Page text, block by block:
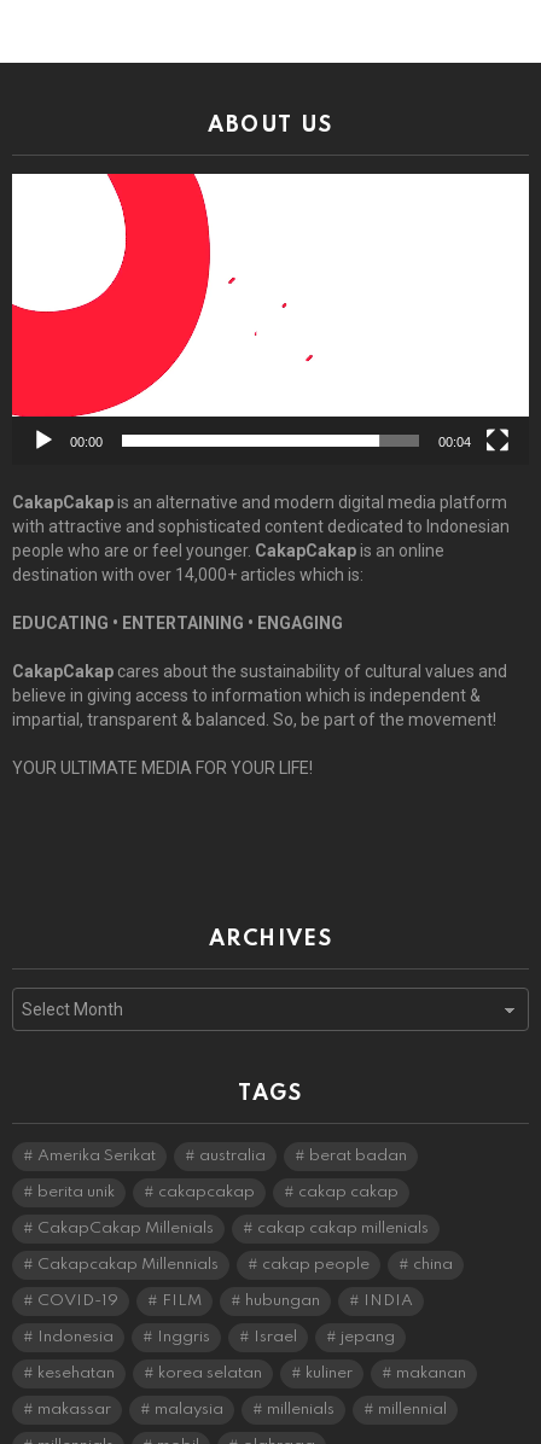
ABOUT US
00:00 00:04
CakapCakapis an alternative and modern digital media platform
with attractive and sophisticated content dedicated to Indonesian
people who are or feel younger. CakapCakapis an online
destination with over 14,000+ articles which is:
EDUCATING • ENTERTAINING • ENGAGING
CakapCakap cares about the sustainability of cultural values and
believe in giving access to information which is independent &
impartial, transparent & balanced. So, be part of the movement!
YOUR ULTIMATE MEDIA FOR YOUR LIFE!
ARCHIVES
TAGS
Amerika Serikat australia berat badan
berita unik cakapcakap cakap cakap
CakapCakap Millenials cakap cakap millenials
Cakapcakap Millennials cakap people china
COVID-19 FILM hubungan INDIA
Indonesia Inggris Israel jepang
kesehatan korea selatan kuliner makanan
makassar malaysia millenials millennial